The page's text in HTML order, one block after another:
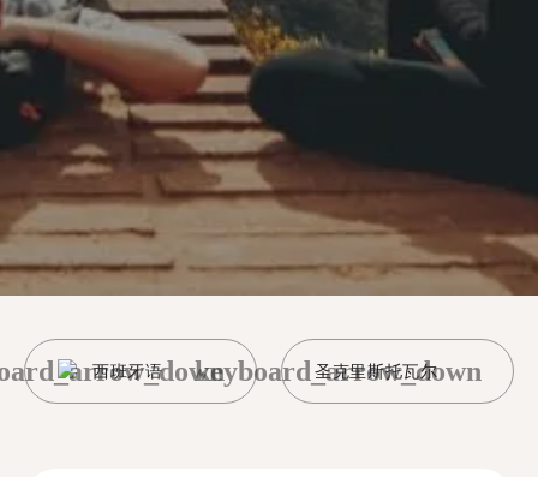
西班牙语 圣克里斯托瓦尔
keyboard_arrow_down